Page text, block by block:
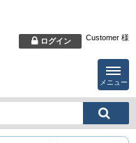
ログイン Customer 様
メニュー